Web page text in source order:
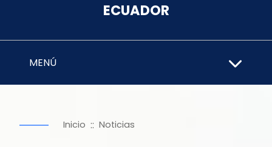
ECUADOR
MENÚ
Inicio :: Noticias